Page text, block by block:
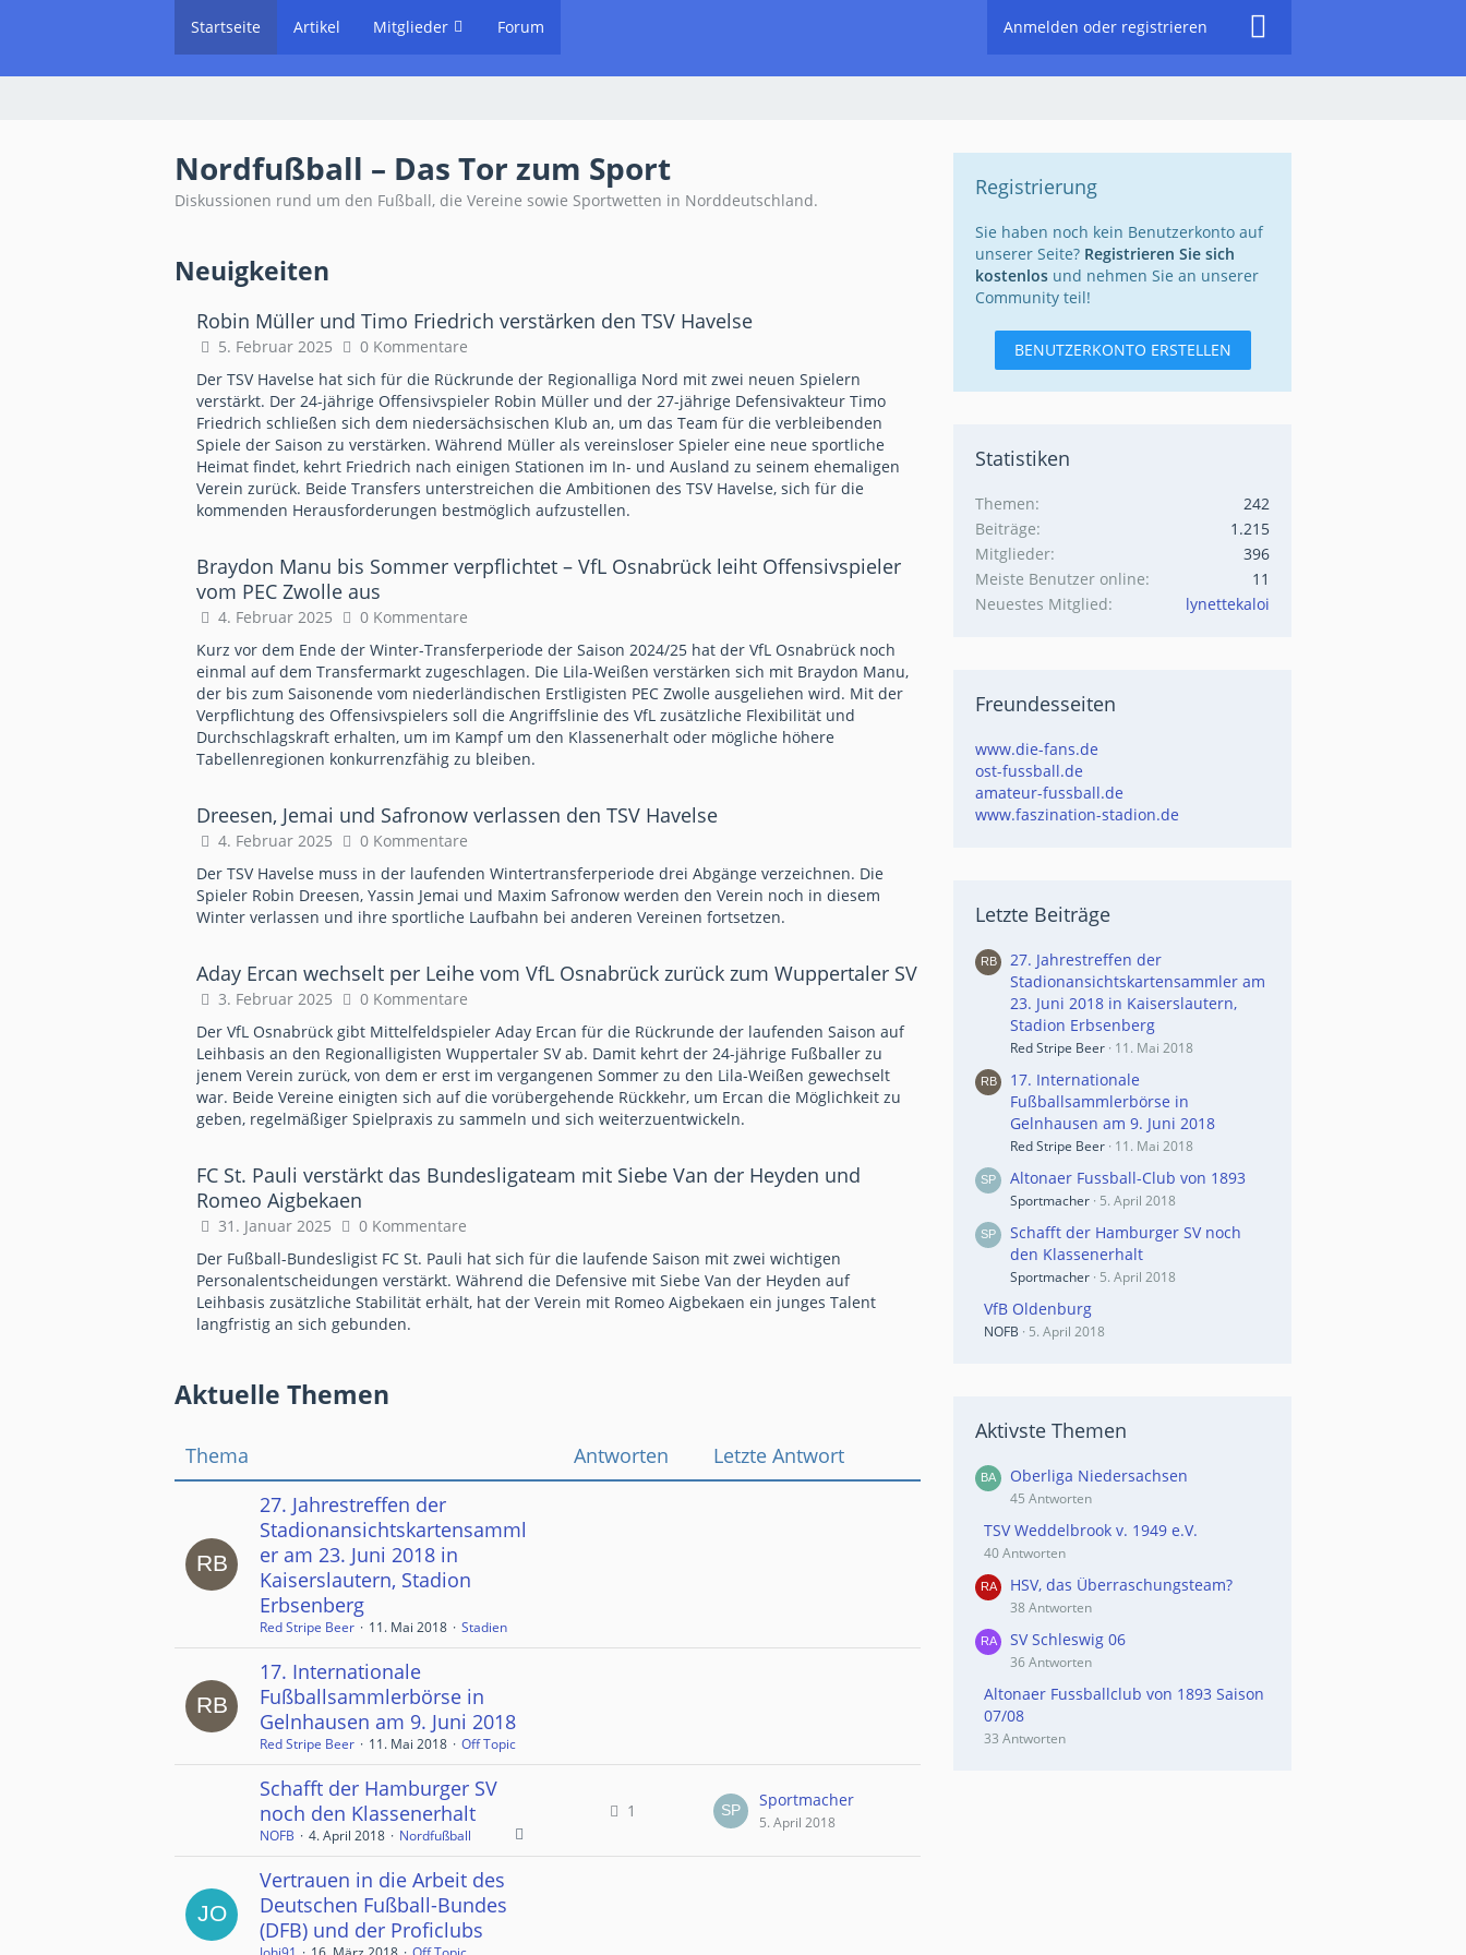
Startseite Artikel Mitglieder Forum Anmelden oder registrieren
Nordfußball – Das Tor zum Sport
Diskussionen rund um den Fußball, die Vereine sowie Sportwetten in Norddeutschland.
Neuigkeiten
Robin Müller und Timo Friedrich verstärken den TSV Havelse
5. Februar 2025
0 Kommentare
Der TSV Havelse hat sich für die Rückrunde der Regionalliga Nord mit zwei neuen Spielern
verstärkt. Der 24-jährige Offensivspieler Robin Müller und der 27-jährige Defensivakteur Timo
Friedrich schließen sich dem niedersächsischen Klub an, um das Team für die verbleibenden
Spiele der Saison zu verstärken. Während Müller als vereinsloser Spieler eine neue sportliche
Heimat findet, kehrt Friedrich nach einigen Stationen im In- und Ausland zu seinem ehemaligen
Verein zurück. Beide Transfers unterstreichen die Ambitionen des TSV Havelse, sich für die
kommenden Herausforderungen bestmöglich aufzustellen.
Braydon Manu bis Sommer verpflichtet – VfL Osnabrück leiht Offensivspieler
vom PEC Zwolle aus
4. Februar 2025
0 Kommentare
Kurz vor dem Ende der Winter-Transferperiode der Saison 2024/25 hat der VfL Osnabrück noch
einmal auf dem Transfermarkt zugeschlagen. Die Lila-Weißen verstärken sich mit Braydon Manu,
der bis zum Saisonende vom niederländischen Erstligisten PEC Zwolle ausgeliehen wird. Mit der
Verpflichtung des Offensivspielers soll die Angriffslinie des VfL zusätzliche Flexibilität und
Durchschlagskraft erhalten, um im Kampf um den Klassenerhalt oder mögliche höhere
Tabellenregionen konkurrenzfähig zu bleiben.
Dreesen, Jemai und Safronow verlassen den TSV Havelse
4. Februar 2025
0 Kommentare
Der TSV Havelse muss in der laufenden Wintertransferperiode drei Abgänge verzeichnen. Die
Spieler Robin Dreesen, Yassin Jemai und Maxim Safronow werden den Verein noch in diesem
Winter verlassen und ihre sportliche Laufbahn bei anderen Vereinen fortsetzen.
Aday Ercan wechselt per Leihe vom VfL Osnabrück zurück zum Wuppertaler SV
3. Februar 2025
0 Kommentare
Der VfL Osnabrück gibt Mittelfeldspieler Aday Ercan für die Rückrunde der laufenden Saison auf
Leihbasis an den Regionalligisten Wuppertaler SV ab. Damit kehrt der 24-jährige Fußballer zu
jenem Verein zurück, von dem er erst im vergangenen Sommer zu den Lila-Weißen gewechselt
war. Beide Vereine einigten sich auf die vorübergehende Rückkehr, um Ercan die Möglichkeit zu
geben, regelmäßiger Spielpraxis zu sammeln und sich weiterzuentwickeln.
FC St. Pauli verstärkt das Bundesligateam mit Siebe Van der Heyden und
Romeo Aigbekaen
31. Januar 2025
0 Kommentare
Der Fußball-Bundesligist FC St. Pauli hat sich für die laufende Saison mit zwei wichtigen
Personalentscheidungen verstärkt. Während die Defensive mit Siebe Van der Heyden auf
Leihbasis zusätzliche Stabilität erhält, hat der Verein mit Romeo Aigbekaen ein junges Talent
langfristig an sich gebunden.
Aktuelle Themen
Thema Antworten
Letzte Antwort
27. Jahrestreffen der
Stadionansichtskartensamml
er am 23. Juni 2018 in
Kaiserslautern, Stadion
Erbsenberg
Red Stripe Beer 11. Mai 2018 Stadien
17. Internationale
Fußballsammlerbörse in
Gelnhausen am 9. Juni 2018
Red Stripe Beer 11. Mai 2018 Off Topic
Schafft der Hamburger SV
noch den Klassenerhalt
NOFB 4. April 2018 Nordfußball
1
Sportmacher
5. April 2018
Vertrauen in die Arbeit des
Deutschen Fußball-Bundes
(DFB) und der Proficlubs
Registrierung
Sie haben noch kein Benutzerkonto auf
unserer Seite? Registrieren Sie sich
kostenlos und nehmen Sie an unserer
Community teil!
BENUTZERKONTO ERSTELLEN
Statistiken
Themen
242
Beiträge
1.215
Mitglieder
396
Meiste Benutzer online
11
Neuestes Mitglied
lynettekaloi
Freundesseiten
www.die-fans.de
ost-fussball.de
amateur-fussball.de
www.faszination-stadion.de
Letzte Beiträge
27. Jahrestreffen der
Stadionansichtskartensammler am
23. Juni 2018 in Kaiserslautern,
Stadion Erbsenberg
Red Stripe Beer 11. Mai 2018
17. Internationale
Fußballsammlerbörse in
Gelnhausen am 9. Juni 2018
Red Stripe Beer 11. Mai 2018
Altonaer Fussball-Club von 1893
Sportmacher 5. April 2018
Schafft der Hamburger SV noch
den Klassenerhalt
Sportmacher 5. April 2018
VfB Oldenburg
NOFB 5. April 2018
Aktivste Themen
Oberliga Niedersachsen
45 Antworten
TSV Weddelbrook v. 1949 e.V.
40 Antworten
HSV, das Überraschungsteam?
38 Antworten
SV Schleswig 06
36 Antworten
Altonaer Fussballclub von 1893 Saison
07/08
33 Antworten